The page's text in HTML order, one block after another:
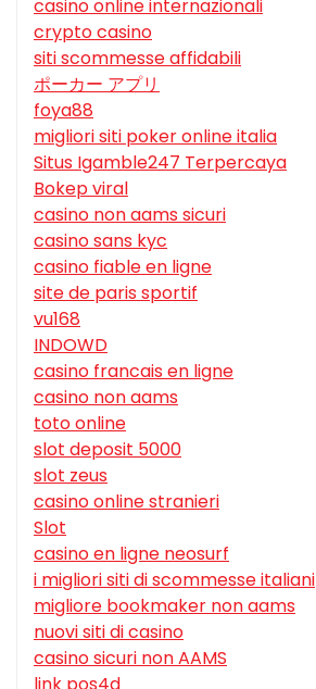
casino online internazionali
crypto casino
siti scommesse affidabili
ポーカー アプリ
foya88
migliori siti poker online italia
Situs Igamble247 Terpercaya
Bokep viral
casino non aams sicuri
casino sans kyc
casino fiable en ligne
site de paris sportif
vu168
INDOWD
casino francais en ligne
casino non aams
toto online
slot deposit 5000
slot zeus
casino online stranieri
Slot
casino en ligne neosurf
i migliori siti di scommesse italiani
migliore bookmaker non aams
nuovi siti di casino
casino sicuri non AAMS